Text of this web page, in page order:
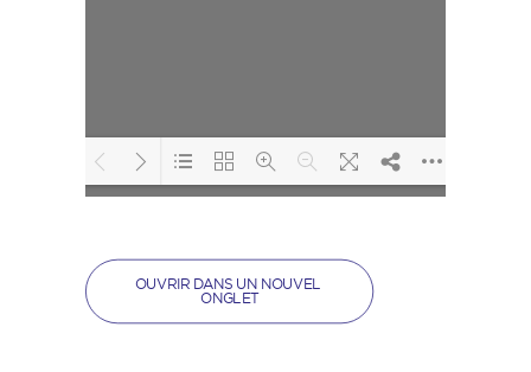
OUVRIR DANS UN NOUVEL
ONGLET